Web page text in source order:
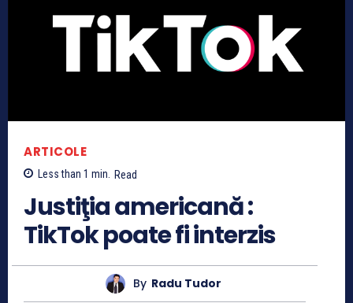
ARTICOLE
Less than 1 min. Read
Justiţia americană :
TikTok poate fi interzis
By Radu Tudor